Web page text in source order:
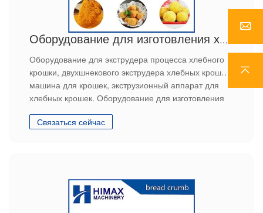
Оборудование для изготовления хлебных крошек Panko
Оборудование для экструдера процесса хлебного
крошки, двухшнекового экструдера хлебных крошек
машина для крошек, экструзионный аппарат для
хлебных крошек. Оборудование для изготовления
Связаться сейчас